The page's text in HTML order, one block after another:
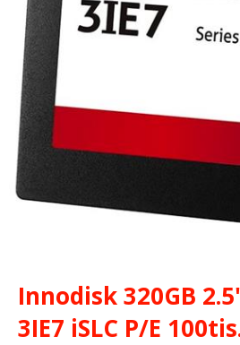
Innodisk 320GB
3IE7 iSLC P/E